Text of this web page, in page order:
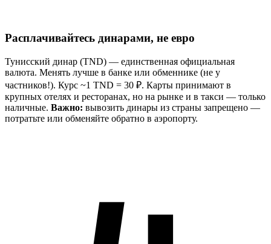
Расплачивайтесь динарами, не евро
Тунисский динар (TND) — единственная официальная
валюта. Менять лучше в банке или обменнике (не у
частников!). Курс ~1 TND = 30 ₽. Карты принимают в
крупных отелях и ресторанах, но на рынке и в такси — только
наличные. Важно: вывозить динары из страны запрещено —
потратьте или обменяйте обратно в аэропорту.